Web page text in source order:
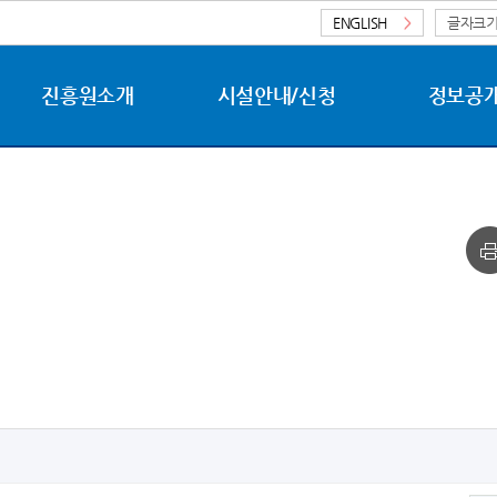
ENGLISH > 글자크
진흥원소개 시설안내/신청 정보공